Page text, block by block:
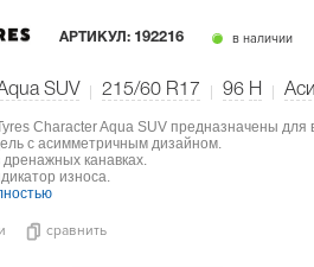
АРТИКУЛ: 192216 в наличии
SUV 215/60 R17 96 H
Character Aqua SUV предназначены для
с асимметричным дизайном.
канавках.
износа.
сравнить